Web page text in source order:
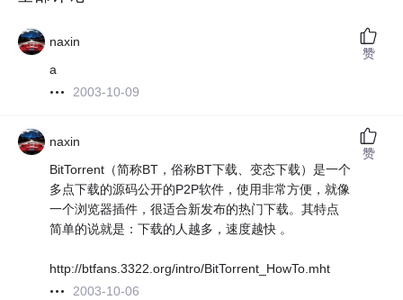
naxin
a
2003-10-09
赞
naxin
BitTorrent（简称BT，俗称BT下载、变态下载）是一个
多点下载的源码公开的P2P软件，使用非常方便，就像
一个浏览器插件，很适合新发布的热门下载。其特点
简单的说就是：下载的人越多，速度越快 。
http://btfans.3322.org/intro/BitTorrent_HowTo.mht
2003-10-06
赞